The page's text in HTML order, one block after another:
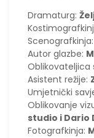
Dramaturg:
Scenografkinja:
Autor glazbe:
Oblikovateljica
Asistent režije:
Umjetnički
Oblikovanje
studio i Dario
Fotografkinja: